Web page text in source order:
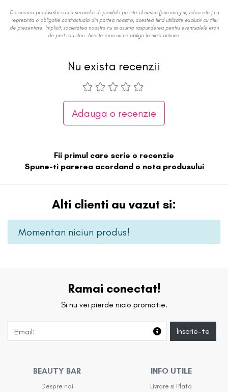
Descrierea produselor sau a serviciilor disponibile pe site-ul nostru (prin imagini, video etc.) nu
reprezinta o obligatie contractuala din partea noastra, acestea fiind utilizate exclusiv cu titlu
de prezentare. Implicit, societatea noastra nu isi asuma raspunderea pentru eventualele erori
de pret sau stoc. Aceste erori nu ne obliga la nicio actiune.
Nu exista recenzii
Adauga o recenzie
Fii primul care scrie o recenzie
Spune-ti parerea acordand o nota produsului
Alti clienti au vazut si:
Momentan niciun produs!
Ramai conectat!
Si nu vei pierde nicio promotie.
Inscrie-te
BEAUTY BAR
Despre noi
INFO UTILE
Livrare si Plata